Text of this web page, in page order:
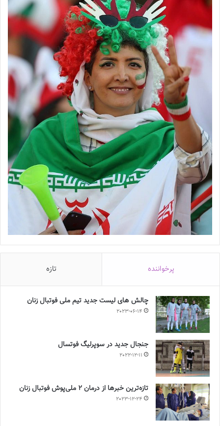
پرخواننده تازه
چالش هاى ليست جدید تيم ملى فوتبال زنان
2023-06-14
جنجال جدید در سوپرلیگ فوتسال
2022-12-11
تازه‌ترین خبرها از درمان ۲ ملی‌پوش فوتبال زنان
2023-12-24